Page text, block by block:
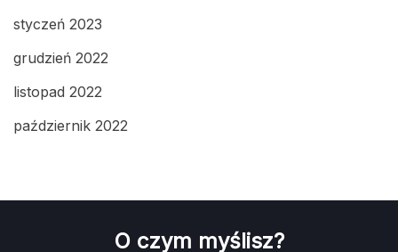
styczeń 2023
grudzień 2022
listopad 2022
październik 2022
O czym myślisz?